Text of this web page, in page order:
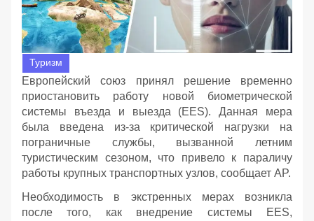
Туризм
Европейский союз принял решение временно
приостановить работу новой биометрической
системы въезда и выезда (EES). Данная мера
была введена из-за критической нагрузки на
пограничные службы, вызванной летним
туристическим сезоном, что привело к параличу
работы крупных транспортных узлов, сообщает AP.
Необходимость в экстренных мерах возникла
после того, как внедрение системы EES,